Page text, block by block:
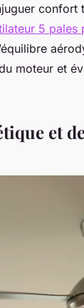
5 pales
moteur et
et